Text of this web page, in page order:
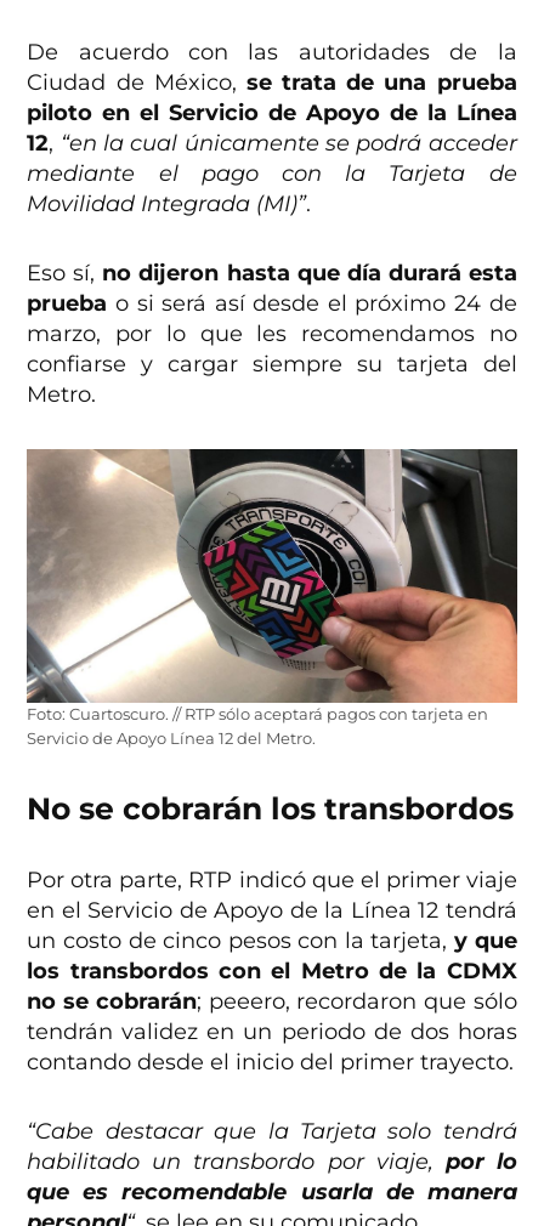
De acuerdo con las autoridades de la
Ciudad de México, se trata de una prueba
piloto en el Servicio de Apoyo de la Línea
12, “en la cual únicamente se podrá acceder
mediante el pago con la Tarjeta de
Movilidad Integrada (MI)”.
Eso sí, no dijeron hasta que día durará esta
prueba o si será así desde el próximo 24 de
marzo, por lo que les recomendamos no
confiarse y cargar siempre su tarjeta del
Metro.
Foto: Cuartoscuro. // RTP sólo aceptará pagos con tarjeta en
Servicio de Apoyo Línea 12 del Metro.
No se cobrarán los transbordos
Por otra parte, RTP indicó que el primer viaje
en el Servicio de Apoyo de la Línea 12 tendrá
un costo de cinco pesos con la tarjeta,y que
los transbordos con el Metro de la CDMX
no se cobrarán; peeero, recordaron que sólo
tendrán validez en un periodo de dos horas
contando desde el inicio del primer trayecto.
“Cabe destacar que la Tarjeta solo tendrá
habilitado un transbordo por viaje, por lo
que es recomendable usarla de manera